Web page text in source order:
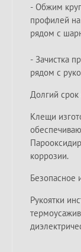
- Обжим
профилей
рядом с
- Зачистка
рядом с
Долгий
Клещи
коррозии.
Безопасное
Рукоятки